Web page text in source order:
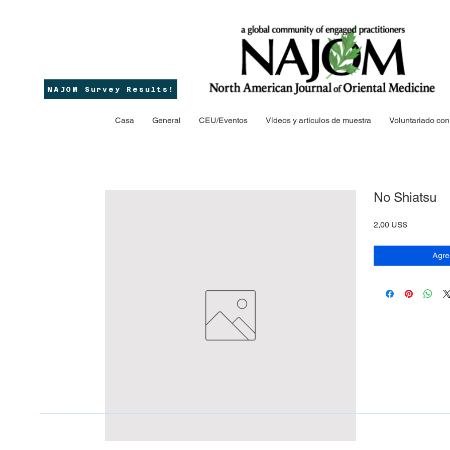
NAJOM Survey Results!
Casa General CEU/Eventos Vídeos y artículos de muestra Voluntariado
No Shiatsu
2,00 US$Precio